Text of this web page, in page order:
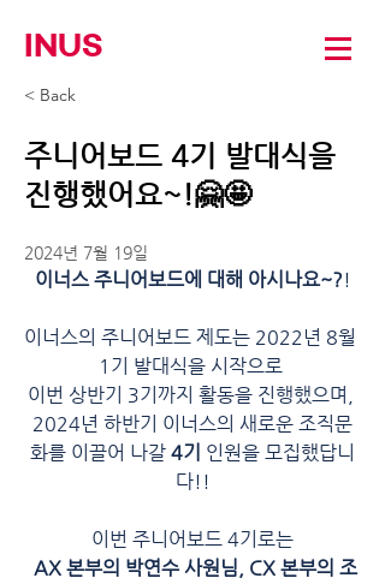
INUS
< Back
주니어보드 4기 발대식을
진행했어요~!🤗🤩
2024년 7월 19일
이너스 주니어보드에 대해 아시나요~?!
이너스의 주니어보드 제도는 2022년 8월
1기 발대식을 시작으로
이번 상반기 3기까지 활동을 진행했으며,
2024년 하반기 이너스의 새로운 조직문
화를 이끌어 나갈 4기 인원을 모집했답니
다!!
이번 주니어보드 4기로는
AX 본부의 박연수 사원님, CX 본부의 조